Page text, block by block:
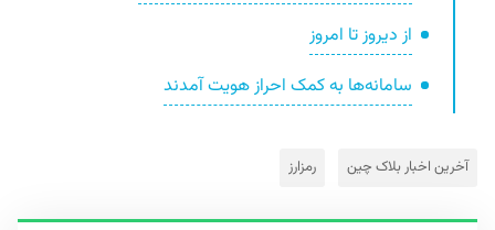
از دیروز تا امروز
سامانه‌ها به کمک احراز هویت آمدند
آخرین اخبار بلاک‌ چین رمزارز